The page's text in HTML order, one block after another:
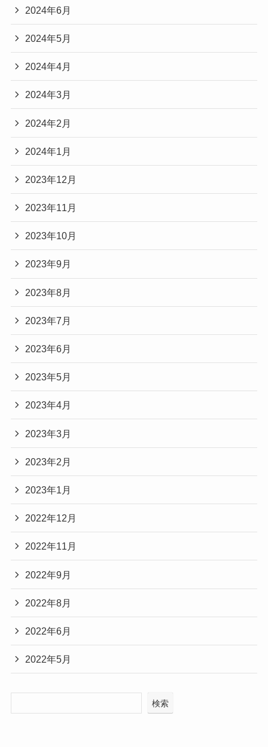
2024年6月
2024年5月
2024年4月
2024年3月
2024年2月
2024年1月
2023年12月
2023年11月
2023年10月
2023年9月
2023年8月
2023年7月
2023年6月
2023年5月
2023年4月
2023年3月
2023年2月
2023年1月
2022年12月
2022年11月
2022年9月
2022年8月
2022年6月
2022年5月
検索